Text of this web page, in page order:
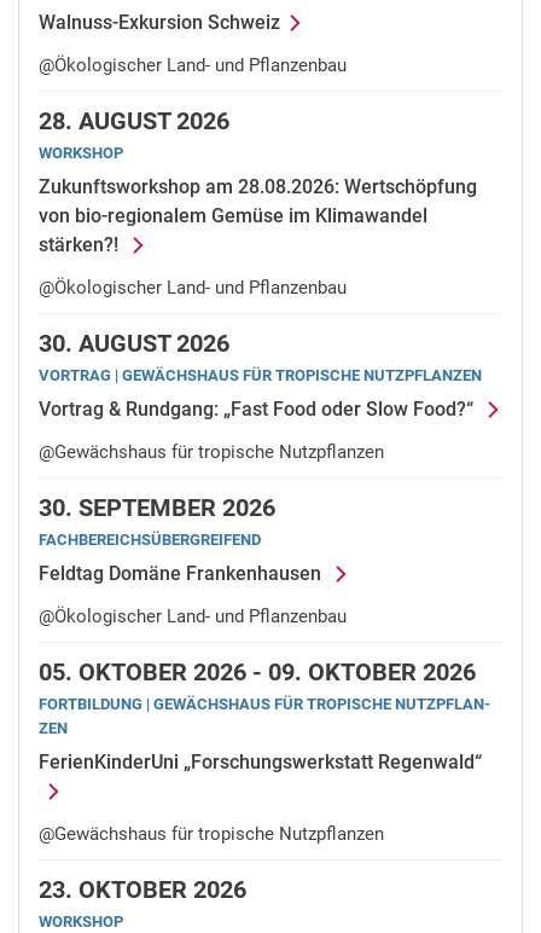
Walnuss-Exkursion Schweiz
@Ökologischer Land- und Pflanzenbau
28. AUGUST 2026
WORKSHOP
Zukunftsworkshop am 28.08.2026: Wertschöpfung
von bio-regionalem Gemüse im Klimawandel
stärken?!
@Ökologischer Land- und Pflanzenbau
30. AUGUST 2026
VORTRAG | GE­WÄCHS­HAUS FÜR TRO­PI­SCHE NUTZ­PFLAN­ZEN
Vortrag & Rundgang: „Fast Food oder Slow Food?“
@Gewächshaus für tropische Nutzpflanzen
30. SEPTEMBER 2026
FACHBEREICHSÜBERGREIFEND
Feldtag Domäne Frankenhausen
@Ökologischer Land- und Pflanzenbau
05. OKTOBER 2026 - 09. OKTOBER 2026
FORTBILDUNG | GE­WÄCHS­HAUS FÜR TRO­PI­SCHE NUTZ­PFLAN­
ZEN
FerienKinderUni „Forschungswerkstatt Regenwald“
@Gewächshaus für tropische Nutzpflanzen
23. OKTOBER 2026
WORKSHOP